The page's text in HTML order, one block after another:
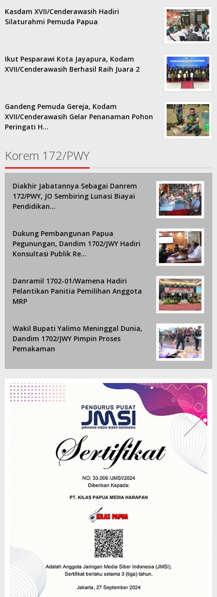
Kasdam XVII/Cenderawasih Hadiri
Silaturahmi Pemuda Papua
Ikut Pesparawi Kota Jayapura, Kodam
XVII/Cenderawasih Berhasil Raih Juara 2
Gandeng Pemuda Gereja, Kodam
XVII/Cenderawasih Gelar Penanaman Pohon
Peringati H…
Korem 172/PWY
Diakhir Jabatannya Sebagai Danrem
172/PWY, JO Sembiring Lunasi Biayai
Pendidikan…
Dukung Pembangunan Papua
Pegunungan, Dandim 1702/JWY Hadiri
Konsultasi Publik Re…
Danramil 1702-01/Wamena Hadiri
Pelantikan Panitia Pemilihan Anggota
MRP
Wakil Bupati Yalimo Meninggal Dunia,
Dandim 1702/JWY Pimpin Proses
Pemakaman